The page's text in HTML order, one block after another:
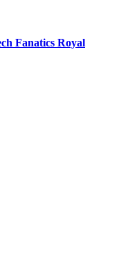
Fanatics Royal